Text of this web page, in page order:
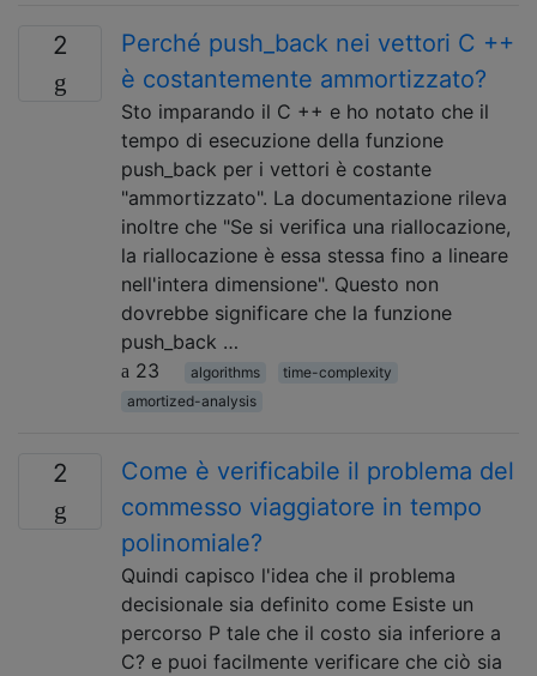
2
Perché push_back nei vettori C ++
è costantemente ammortizzato?
Sto imparando il C ++ e ho notato che il
tempo di esecuzione della funzione
push_back per i vettori è costante
"ammortizzato". La documentazione rileva
inoltre che "Se si verifica una riallocazione,
la riallocazione è essa stessa fino a lineare
nell'intera dimensione". Questo non
dovrebbe significare che la funzione
push_back …
23
algorithms
time-complexity
amortized-analysis
2
Come è verificabile il problema del
commesso viaggiatore in tempo
polinomiale?
Quindi capisco l'idea che il problema
decisionale sia definito come Esiste un
percorso P tale che il costo sia inferiore a
C? e puoi facilmente verificare che ciò sia